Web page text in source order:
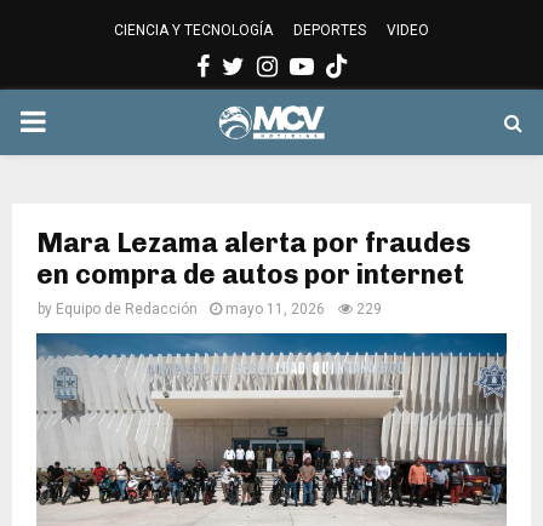
CIENCIA Y TECNOLOGÍA DEPORTES VIDEO
Facebook
Twitter
Instagram
Youtube
PRIMARY
Mara Lezama alerta por fraudes
en compra de autos por internet
by Equipo de Redacción mayo 11, 2026 229